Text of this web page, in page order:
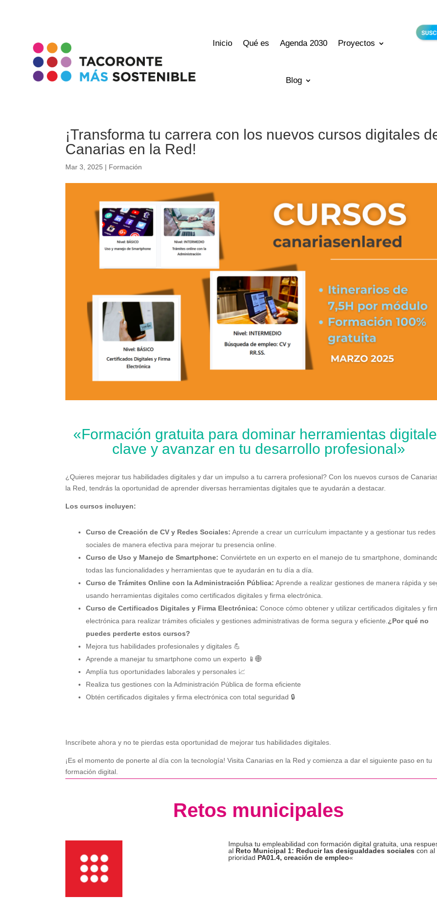
Inicio Qué es Agenda 2030 Proyectos
Blog
¡Transforma tu carrera con los nuevos cursos digitales
Canarias en la Red!
Mar 3, 2025 | Formación
«Formación gratuita para dominar herramientas
clave y avanzar en tu desarrollo profesional»
¿Quieres mejorar tus habilidades digitales y dar un impulso a tu carrera profesional? Con los nuevos cursos de
la Red, tendrás la oportunidad de aprender diversas herramientas digitales que te ayudarán a destacar.
Los cursos incluyen:
Curso de Creación de CV y Redes Sociales: Aprende a crear un currículum impactante y a gestionar tus redes
sociales de manera efectiva para mejorar tu presencia online.
Curso de Uso y Manejo de Smartphone: Conviértete en un experto en el manejo de tu smartphone,
todas las funcionalidades y herramientas que te ayudarán en tu día a día.
Curso de Trámites Online con la Administración Pública: Aprende a realizar gestiones de manera rápida y
usando herramientas digitales como certificados digitales y firma electrónica.
Curso de Certificados Digitales y Firma Electrónica: Conoce cómo obtener y utilizar certificados digitales y
electrónica para realizar trámites oficiales y gestiones administrativas de forma segura y eficiente.¿Por qué no
puedes perderte estos cursos?
Mejora tus habilidades profesionales y digitales 💪
Aprende a manejar tu smartphone como un experto 📱🌐
Amplía tus oportunidades laborales y personales 📈
Realiza tus gestiones con la Administración Pública de forma eficiente
Obtén certificados digitales y firma electrónica con total seguridad 🔒
Inscríbete ahora y no te pierdas esta oportunidad de mejorar tus habilidades digitales.
¡Es el momento de ponerte al día con la tecnología! Visita Canarias en la Red y comienza a dar el siguiente paso en tu
formación digital.
Retos municipales
Impulsa tu empleabilidad con formación digital gratuita, una
al Reto Municipal 1: Reducir las desigualdades sociales con al
prioridad PA01.4, creación de empleo«